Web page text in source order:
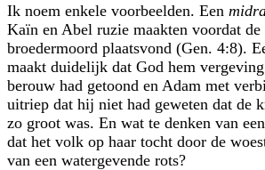
Ik noem enkele voorbeelden. Een
Kaïn en Abel ruzie maakten voordat de
broedermoord plaatsvond (Gen. 4:8).
maakt duidelijk dat God hem
berouw had getoond en Adam met
uitriep dat hij niet had geweten dat de
zo groot was. En wat te denken van een
dat het volk op haar tocht door de
van een watergevende rots?